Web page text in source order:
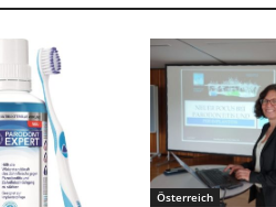
Österreich